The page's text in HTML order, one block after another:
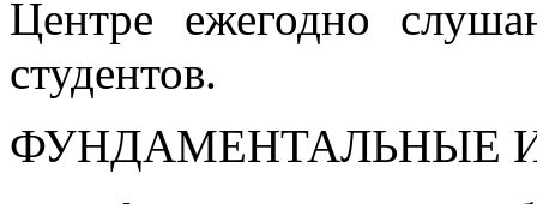
Центре ежегодно
студентов.
ФУНДАМЕНТАЛЬНЫЕ